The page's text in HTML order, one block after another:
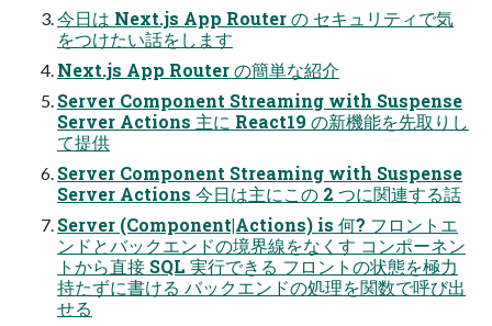
今日は Next.js App Router の セキュリティで気
をつけたい話をします
Next.js App Router の簡単な紹介
Server Component Streaming with Suspense
Server Actions 主に React19 の新機能を先取りし
て提供
Server Component Streaming with Suspense
Server Actions 今日は主にこの 2 つに関連する話
Server (Component|Actions) is 何? フロントエ
ンドとバックエンドの境界線をなくす コンポーネン
トから直接 SQL 実行できる フロントの状態を極力
持たずに書ける バックエンドの処理を関数で呼び出
せる